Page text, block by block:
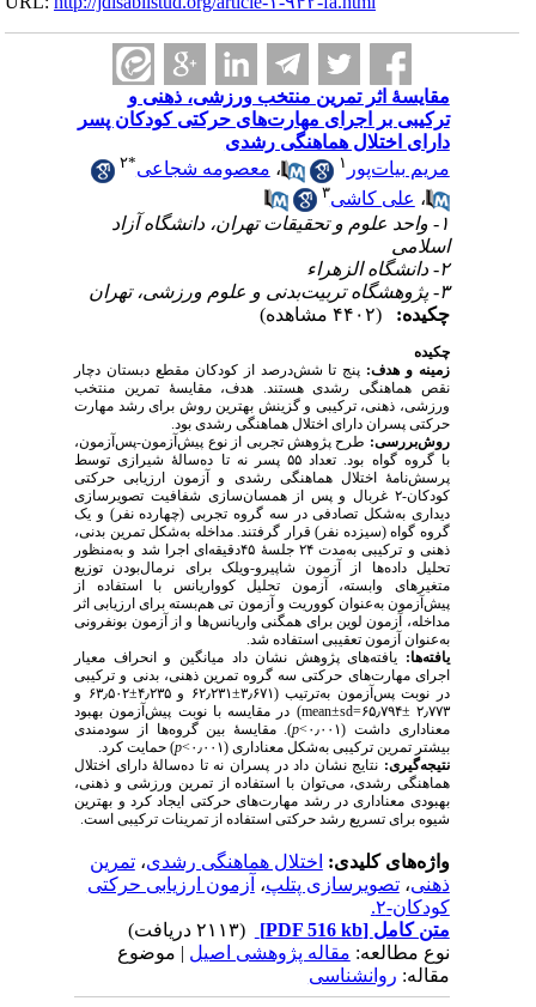
مقایسۀ اثر تمرین منتخب ورزشی، ذهنی و
ترکیبی بر اجرای مهارت‌های حرکتی کودکان پسر
دارای اختلال هماهنگی رشدی
مریم بیات‌پور
،معصومه شجاعی ۲
،علی کاشی
۱- واحد علوم و تحقیقات تهران، دانشگاه آزاد
اسلامی
۲- دانشگاه الزهراء
۳- پژوهشگاه تربیت‌بدنی و علوم ورزشی، تهران
چکیده:
چکیده
زمینه و هدف:پنج تا شش‌درصد از کودکان مقطع دبستان دچار
نقص هماهنگی رشدی هستند. هدف، مقایسۀ تمرین منتخب
ورزشی، ذهنی، ترکیبی و گزینش بهترین روش برای رشد مهارت
حرکتی پسران دارای اختلال هماهنگی رشدی بود.
روش‌بررسی: طرح پژوهش تجربی از نوع پیش‌آزمون-‌پس‌آزمون،
با گروه گواه بود.
تعداد ۵۵ پسر نه تا ده‌سالۀ شیرازی توسط
پرسش‌نامۀ اختلال هماهنگی رشدی و آزمون ارزیابی حرکتی
کودکان-۲ غربال و پس از همسان‌سازی شفافیت تصویرسازی
دیداری به‌شکل تصادفی در سه گروه تجربی (چهارده نفر) و یک
گروه گواه (سیزده نفر) قرار گرفتند. مداخله به‌شکل تمرین بدنی،
ذهنی و ترکیبی به‌‌مدت ۲۴ جلسۀ‌ ۴۵دقیقه‌ای اجرا شد و به‌منظور
تحلیل داده‌ها از آزمون شاپیرو-ویلک برای نرمال‌بودن توزیع
متغیرهای وابسته، آزمون تحلیل کوواریانس با استفاده از
پیش‌آزمون به‌عنوان کووریت و آزمون تی هم‌بسته برای ارزیابی اثر
مداخله، آزمون لوین برای همگنی واریانس‌ها و از آزمون بونفرونی
به‌عنوان آزمون تعقیبی استفاده ‌شد.
یافته‌ها:یافته‌های پژوهش نشان داد میانگین و انحراف معیار
اجرای مهارت‌های حرکتی سه گروه تمرین ذهنی، بدنی‌ و ترکیبی
در نوبت پس‌آزمون به‌ترتیب (۳٫۶۷۱±۶۲٫۲۳۱ و ۴٫۲۳۵±۶۳٫۵۰۲ و
۲٫۷۷۳ ±۶۵٫۷۹۴=
mean±sd) در مقایسه با نوبت پیش‌آزمون بهبود
معناداری داشت (۰٫۰۰۱>
p). مقایسۀ بین گروه‌ها از سودمندی
بیشتر تمرین ترکیبی به‌شکل معناداری (۰٫۰۰۱>
p) حمایت کرد.
نتیجه‌گیری:نتایج نشان داد در پسران نه تا ده‌سالۀ دارای اختلال
هماهنگی رشدی، می‌توان با استفاده از تمرین ورزشی و ذهنی،
بهبودی معناداری در رشد مهارت‌های حرکتی ایجاد کرد و بهترین
شیوه برای تسریع رشد حرکتی استفاده از تمرینات ترکیبی است.
واژه‌های کلیدی:اختلال هماهنگی رشدی،تمرین
ذهنی،تصویرسازی پتلپ،آزمون ارزیابی حرکتی
کودکان-۲.
متن کامل[PDF 516 kb]
نوع مطالعه:مقاله پژوهشی اصیل| موضوع
مقاله:روانشناسی